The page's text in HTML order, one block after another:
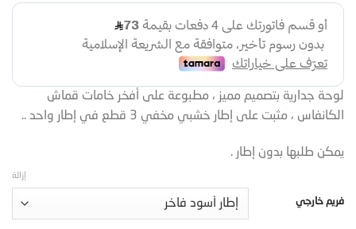
لوحة جدارية بتصميم مميز ، مطبوعة على أفخر خامات قماش
الكانفاس ، مثبت على إطار خشبي مخفي 3 قطع في إطار واحد ..
يمكن طلبها بدون إطار .
فريم خارجي
إزالة